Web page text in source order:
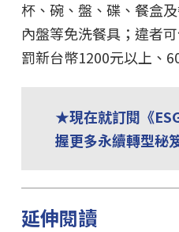
杯、碗、盤、碟、餐盒
內盤等免洗餐具；違者
罰新台幣1200元以上、
★現在就訂閱《
握更多永續轉型秘
延伸閱讀